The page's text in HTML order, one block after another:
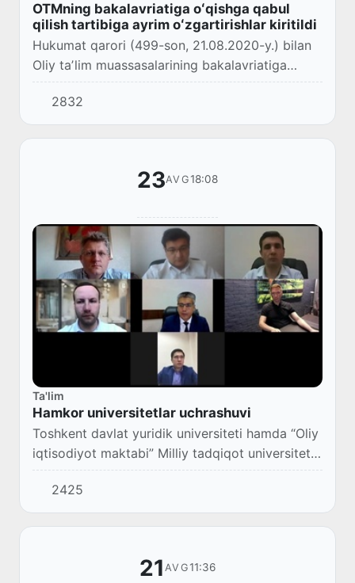
OTMning bakalavriatiga oʻqishga qabul
qilish tartibiga ayrim oʻzgartirishlar kiritildi
Hukumat qarori (499-son, 21.08.2020-y.) bilan
Oliy taʼlim muassasalarining bakalavriatiga
talabalarni oʻqishga qabul qilish tartibi
toʻgʻrisidagi nizomga oʻzgartirish va
qoʻshimcha...
2832
23AVG18:08
Ta'lim
Hamkor universitetlar uchrashuvi
Toshkent davlat yuridik universiteti hamda “Oliy
iqtisodiyot maktabi” Milliy tadqiqot universiteti
vakillarining ZOOM platformasi orqali onlayn
uchrashuvi boʻlib oʻtdi.
2425
21 AVG11:36